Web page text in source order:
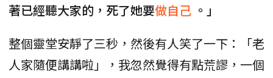
著已經聽大家的，死了她要做自己 。」
整個靈堂安靜了三秒，然後有人笑了一下：「老
人家隨便講講啦」，我忽然覺得有點荒謬，一個